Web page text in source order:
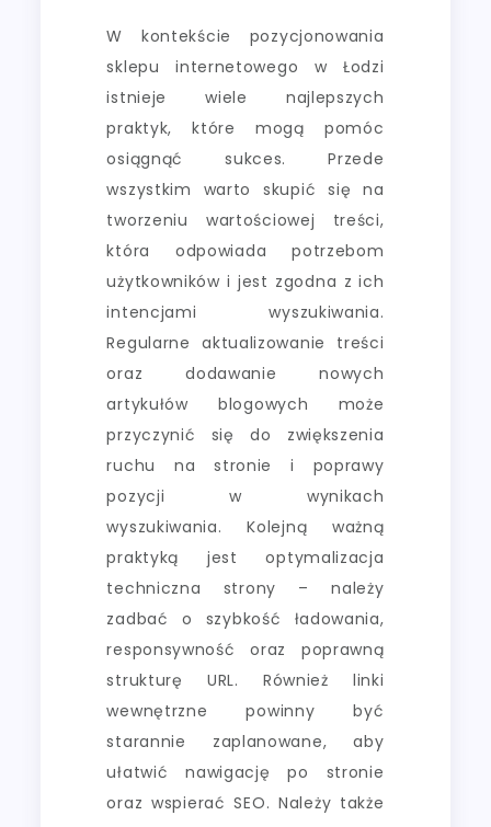
W kontekście pozycjonowania
sklepu internetowego w Łodzi
istnieje wiele najlepszych
praktyk, które mogą pomóc
osiągnąć sukces. Przede
wszystkim warto skupić się na
tworzeniu wartościowej treści,
która odpowiada potrzebom
użytkowników i jest zgodna z ich
intencjami wyszukiwania.
Regularne aktualizowanie treści
oraz dodawanie nowych
artykułów blogowych może
przyczynić się do zwiększenia
ruchu na stronie i poprawy
pozycji w wynikach
wyszukiwania. Kolejną ważną
praktyką jest optymalizacja
techniczna strony – należy
zadbać o szybkość ładowania,
responsywność oraz poprawną
strukturę URL. Również linki
wewnętrzne powinny być
starannie zaplanowane, aby
ułatwić nawigację po stronie
oraz wspierać SEO. Należy także